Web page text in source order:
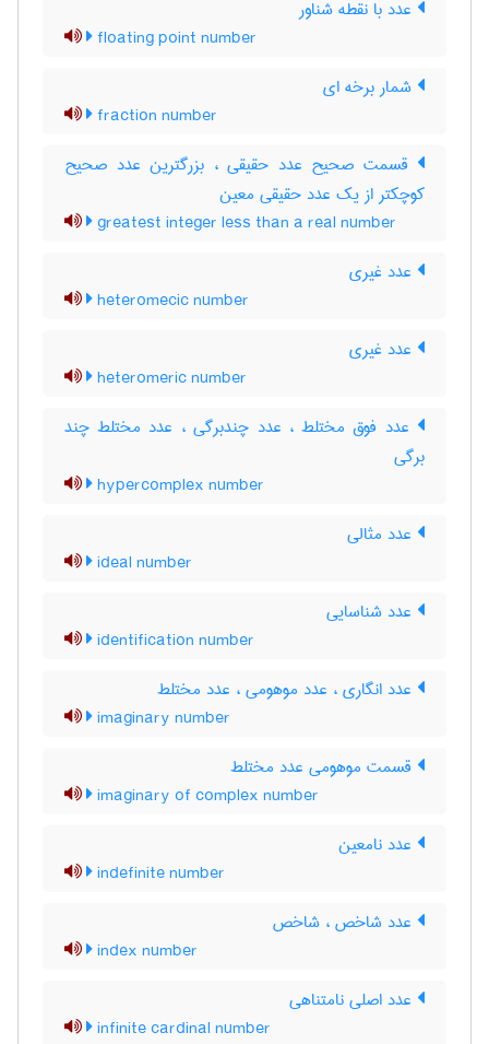
عدد با نقطه شناور
floating point number
شمار برخه ای
fraction number
قسمت صحیح عدد حقیقی ، بزرگترین عدد صحیح
کوچکتر از یک عدد حقیقی معین
greatest integer less than a real number
عدد غیری
heteromecic number
عدد غیری
heteromeric number
عدد فوق مختلط ، عدد چندبرگی ، عدد مختلط چند
برگی
hypercomplex number
عدد مثالی
ideal number
عدد شناسایی
identification number
عدد انگاری ، عدد موهومی ، عدد مختلط
imaginary number
قسمت موهومی عدد مختلط
imaginary of complex number
عدد نامعین
indefinite number
عدد شاخص ، شاخص
index number
عدد اصلی نامتناهی
infinite cardinal number